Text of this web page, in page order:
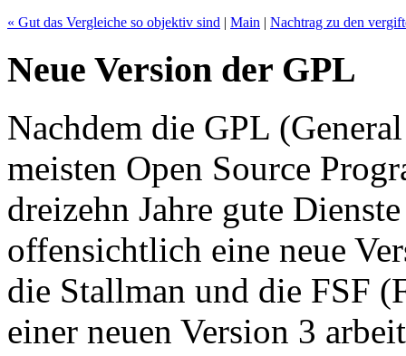
« Gut das Vergleiche so objektiv sind | Main | Nachtrag zu den
Neue Version der GPL
Nachdem die GPL
meisten Open Source
dreizehn Jahre gute
offensichtlich eine neue
die Stallman und die FSF
einer neuen Version 3